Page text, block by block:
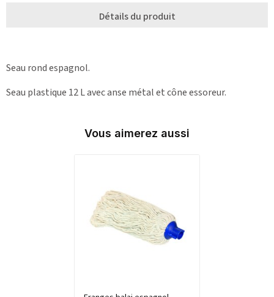
Détails du produit
Seau rond espagnol.
Seau plastique 12 L avec anse métal et cône essoreur.
Vous aimerez aussi